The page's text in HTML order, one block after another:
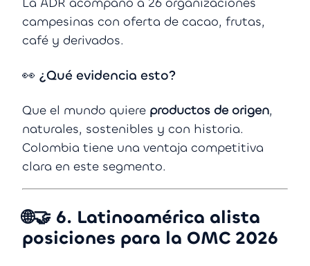
campesinas con oferta de cacao, frutas,
café y derivados.
👀 ¿Qué evidencia esto?
Que el mundo quiere productos de origen,
naturales, sostenibles y con historia.
Colombia tiene una ventaja competitiva
clara en este segmento.
🌐🤝 6. Latinoamérica alista
posiciones para la OMC 2026